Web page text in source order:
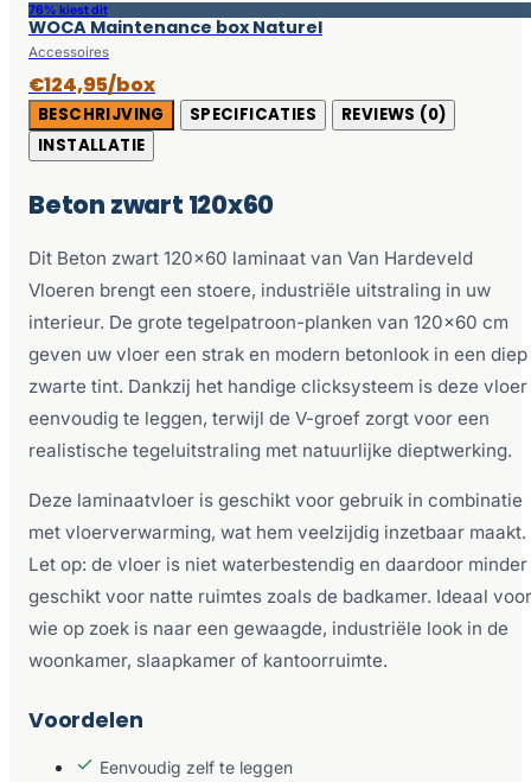
76% kiest dit
WOCA Maintenance box Naturel
Accessoires
€124,95/box
BESCHRIJVING SPECIFICATIES
REVIEWS (0)
INSTALLATIE
Beton zwart 120x60
Dit Beton zwart 120×60 laminaat van Van Hardeveld
Vloeren brengt een stoere, industriële uitstraling in uw
interieur. De grote tegelpatroon-planken van 120×60 cm
geven uw vloer een strak en modern betonlook in een diep
zwarte tint. Dankzij het handige clicksysteem is deze vloer
eenvoudig te leggen, terwijl de V-groef zorgt voor een
realistische tegeluitstraling met natuurlijke dieptwerking.
Deze laminaatvloer is geschikt voor gebruik in combinatie
met vloerverwarming, wat hem veelzijdig inzetbaar maakt.
Let op: de vloer is niet waterbestendig en daardoor minder
geschikt voor natte ruimtes zoals de badkamer. Ideaal voor
wie op zoek is naar een gewaagde, industriële look in de
woonkamer, slaapkamer of kantoorruimte.
Voordelen
Eenvoudig zelf te leggen